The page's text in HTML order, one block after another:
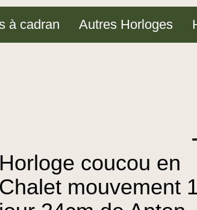
à cadran Autres Horloges
Horloge coucou en
Chalet mouvement